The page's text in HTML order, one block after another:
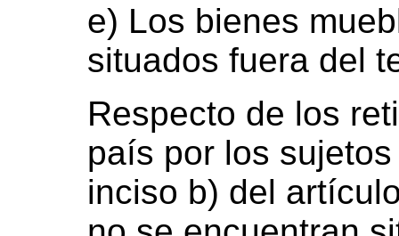
e) Los bienes
situados fuera del
Respecto de los
país por los
inciso b) del